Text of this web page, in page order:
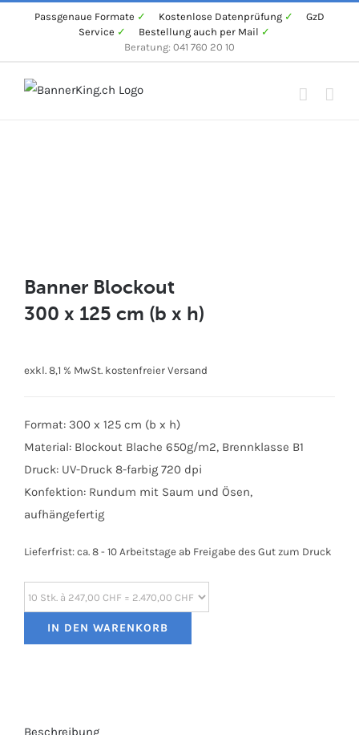
Passgenaue Formate ✓ Kostenlose Datenprüfung ✓
GzD
Service ✓ Bestellung auch per Mail ✓
Beratung: 041 760 20 10
Banner Blockout
300 x 125 cm (b x h)
exkl. 8,1 % MwSt. kostenfreier Versand
Format: 300 x 125 cm (b x h)
Material: Blockout Blache 650g/m2, Brennklasse B1
Druck: UV-Druck 8-farbig 720 dpi
Konfektion: Rundum mit Saum und Ösen,
aufhängefertig
Lieferfrist: ca. 8 - 10 Arbeitstage ab Freigabe des Gut zum Druck
IN DEN WARENKORB
Beschreibung